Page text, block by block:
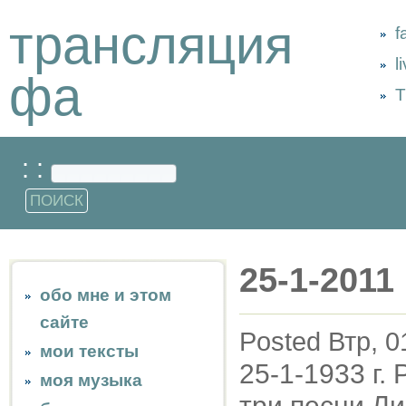
трансляция
фа
: :
обо мне и этом
сайте
мои тексты
моя музыка
25-1-2011
Posted Втр,
25-1-1933 г.